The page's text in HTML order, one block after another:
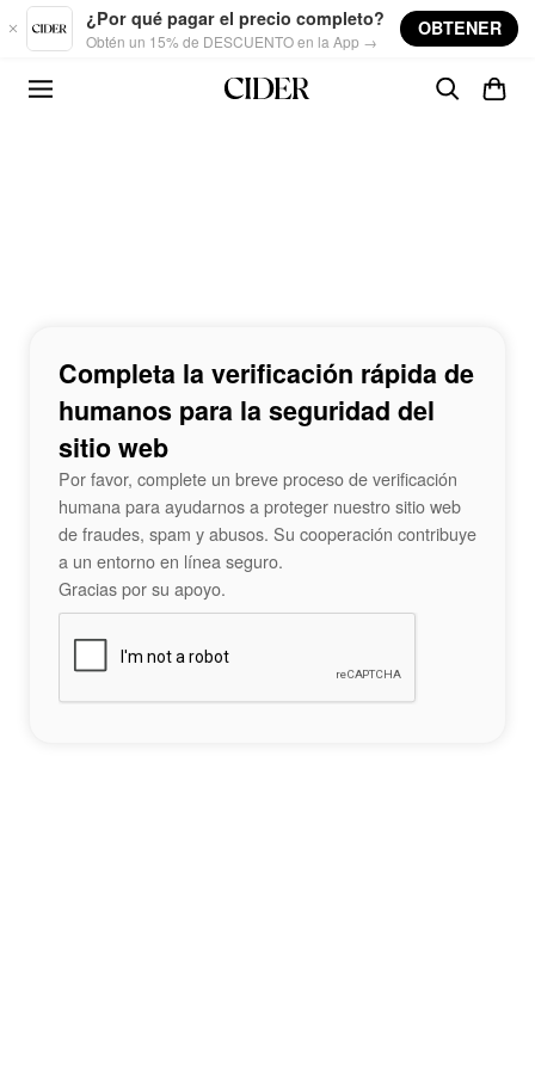
Skip to main content
¿Por qué pagar el precio completo?
Obtén un 15% de DESCUENTO en la App →
OBTENER
Completa la verificación rápida de
humanos para la seguridad del
sitio web
Por favor, complete un breve proceso de verificación
humana para ayudarnos a proteger nuestro sitio web
de fraudes, spam y abusos. Su cooperación contribuye
a un entorno en línea seguro.
Gracias por su apoyo.